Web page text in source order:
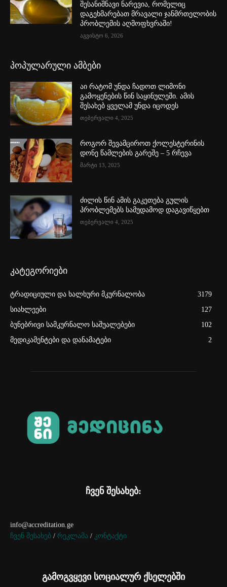
შესანიშნავი ნარევია, რომელიც
დაგეხმარებათ მრავალი ჯანმრთელობის
პრობლემის აღმოფხვრაში!
აგვისტო 6, 2026
პოპულარული ამბები
აი რატომ უნდა ჩადოთ ლიმონი
გამოყენების წინ საყინულეში. ამის
შესახებ ყველამ უნდა იცოდეს
თებერვალი 4, 2025
როგორ შევამციროთ ქოლესტერინის
დონე წამლების გარეშე – 5 რჩევა
მარტი 13, 2025
ძილის წინ ამის გაკეთება გულის
პრობლემებს სამუდამოდ დაგავიწყებთ
თებერვალი 4, 2025
კატეგორიები
ტრადიციული და ხალხური მკურნალობა
3179
სიახლეები
127
ბუნებრივი სამკურნალო საშუალებები
102
მედიკამენტები და დანამატები
2
ჩვენ შესახებ:
info@accreditation.ge
ჩვენ შესახებ / რეკლამა / კონტაქტი
გამოგვყევი სოციალურ ქსელებში